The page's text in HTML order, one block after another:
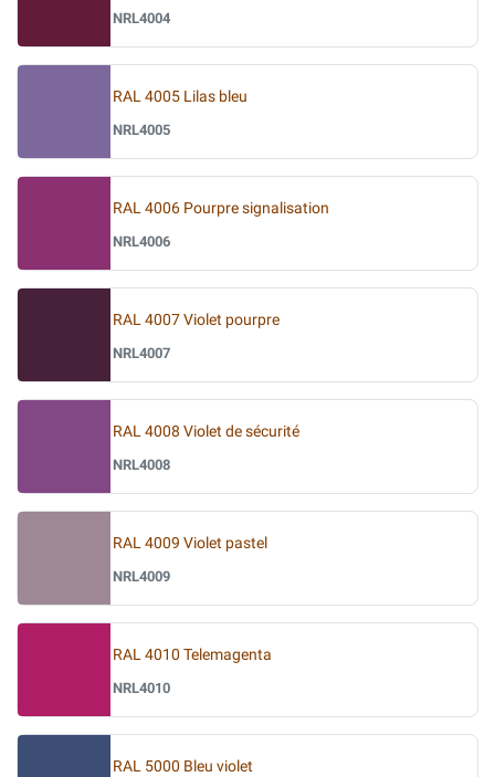
NRL4004
RAL 4005 Lilas bleu
NRL4005
RAL 4006 Pourpre signalisation
NRL4006
RAL 4007 Violet pourpre
NRL4007
RAL 4008 Violet de sécurité
NRL4008
RAL 4009 Violet pastel
NRL4009
RAL 4010 Telemagenta
NRL4010
RAL 5000 Bleu violet